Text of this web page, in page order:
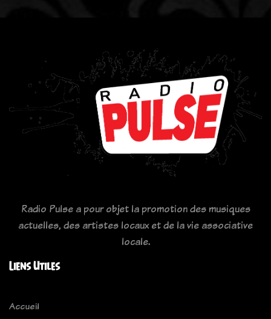
Radio Pulse a pour objet la promotion des musiques
actuelles, des artistes locaux et de la vie associative
locale.
Liens Utiles
Accueil